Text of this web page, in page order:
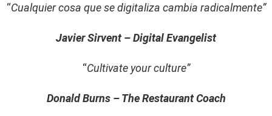
“Cualquier cosa que se digitaliza cambia radicalmente”
Javier Sirvent – Digital Evangelist
“Cultivate your culture”
Donald Burns – The Restaurant Coach